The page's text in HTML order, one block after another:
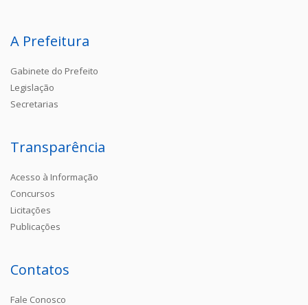
A Prefeitura
Gabinete do Prefeito
Legislação
Secretarias
Transparência
Acesso à Informação
Concursos
Licitações
Publicações
Contatos
Fale Conosco